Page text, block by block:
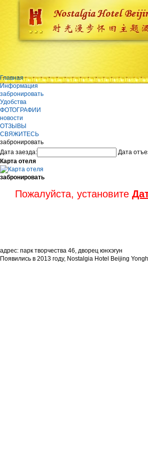
Главная
Информация
забронировать
Удобства
ФОТОГРАФИИ
новости
ОТЗЫВЫ
СВЯЖИТЕСЬ
забронировать
Дата заезда:
Дата
Карта отеля
забронировать
Пожалуйста, установите
адрес: парк творчества 46, дворец юнхэгун
Появились в 2013 году, Nostalgia Hotel Beijing